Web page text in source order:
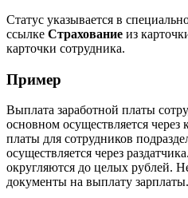
Статус указывается в
ссылке Страхование из
карточки сотрудника.
Пример
Выплата заработной платы
основном осуществляется через
платы для сотрудников
осуществляется через
округляются до целых рублей.
документы на выплату зарплаты.